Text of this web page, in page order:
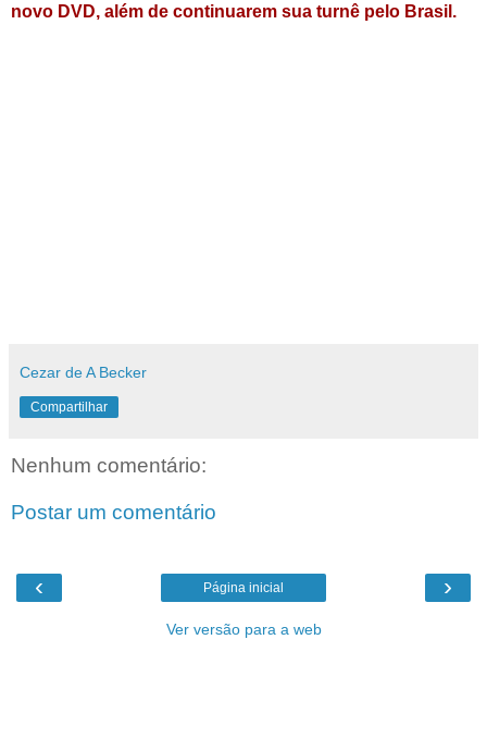
novo DVD, além de continuarem sua turnê pelo Brasil.
Cezar de A Becker
Compartilhar
Nenhum comentário:
Postar um comentário
‹ ›
Página inicial
Ver versão para a web